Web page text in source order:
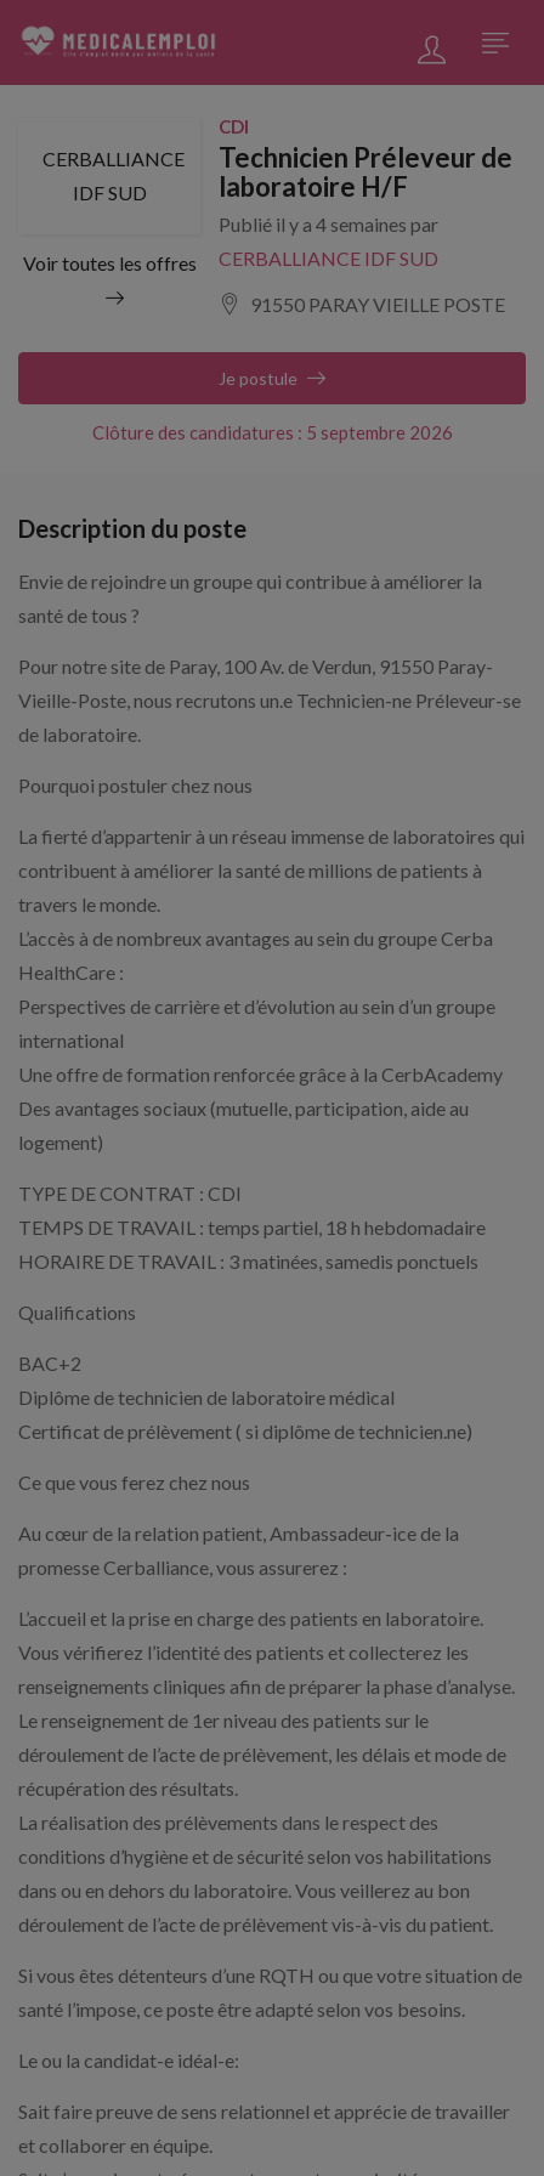
CERBALLIANCE
IDF SUD
Voir toutes les offres
CDI
Technicien Préleveur de
laboratoire H/F
Publié il y a 4 semaines par
CERBALLIANCE IDF SUD
91550 PARAY VIEILLE POSTE
Clôture des candidatures : 5 septembre 2026
Je postule
Description du poste
Envie de rejoindre un groupe qui contribue à améliorer la
santé de tous ?
Pour notre site de Paray, 100 Av. de Verdun, 91550 Paray-
Vieille-Poste, nous recrutons un.e Technicien-ne Préleveur-se
de laboratoire.
Pourquoi postuler chez nous
La fierté d’appartenir à un réseau immense de laboratoires qui
contribuent à améliorer la santé de millions de patients à
travers le monde.
L’accès à de nombreux avantages au sein du groupe Cerba
HealthCare :
Perspectives de carrière et d’évolution au sein d’un groupe
international
Une offre de formation renforcée grâce à la CerbAcademy
Des avantages sociaux (mutuelle, participation, aide au
logement)
TYPE DE CONTRAT : CDI
TEMPS DE TRAVAIL : temps partiel, 18 h hebdomadaire
HORAIRE DE TRAVAIL : 3 matinées, samedis ponctuels
Qualifications
BAC+2
Diplôme de technicien de laboratoire médical
Certificat de prélèvement ( si diplôme de technicien.ne)
Ce que vous ferez chez nous
Au cœur de la relation patient, Ambassadeur-ice de la
promesse Cerballiance, vous assurerez :
L’accueil et la prise en charge des patients en laboratoire.
Vous vérifierez l’identité des patients et collecterez les
renseignements cliniques afin de préparer la phase d’analyse.
Le renseignement de 1er niveau des patients sur le
déroulement de l’acte de prélèvement, les délais et mode de
récupération des résultats.
La réalisation des prélèvements dans le respect des
conditions d’hygiène et de sécurité selon vos habilitations
dans ou en dehors du laboratoire. Vous veillerez au bon
déroulement de l’acte de prélèvement vis-à-vis du patient.
Si vous êtes détenteurs d’une RQTH ou que votre situation de
santé l’impose, ce poste être adapté selon vos besoins.
Le ou la candidat-e idéal-e:
Sait faire preuve de sens relationnel et apprécie de travailler
et collaborer en équipe.